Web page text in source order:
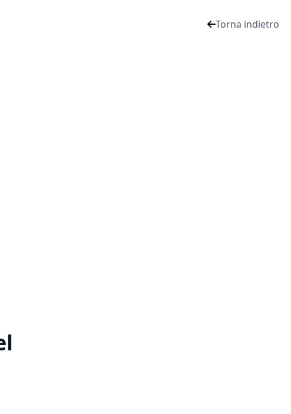
Torna indietro